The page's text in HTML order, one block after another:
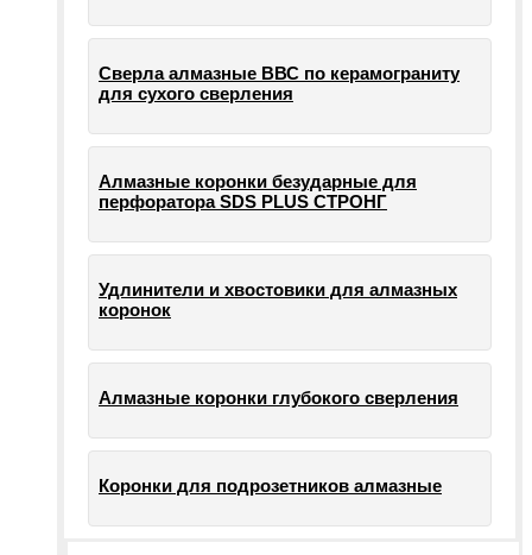
Сверла алмазные ВВС по керамограниту
для сухого сверления
Алмазные коронки безударные для
перфоратора SDS PLUS СТРОНГ
Удлинители и хвостовики для алмазных
коронок
Алмазные коронки глубокого сверления
Коронки для подрозетников алмазные